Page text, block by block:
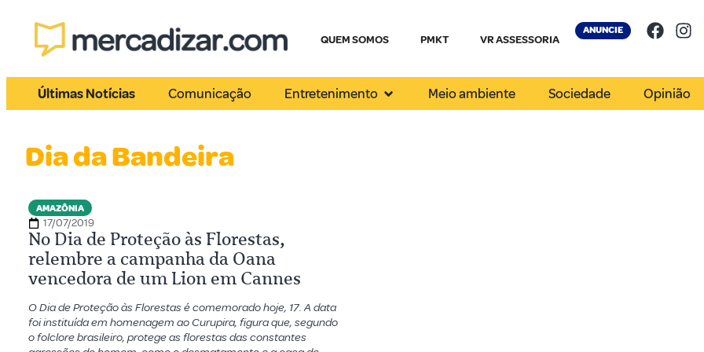
QUEM SOMOS PMKT VR ASSESSORIA
ANUNCIE
Últimas Notícias Comunicação Entretenimento Meio ambiente Sociedade Opinião
Dia da Bandeira
AMAZÔNIA
17/07/2019
No Dia de Proteção às Florestas,
relembre a campanha da Oana
vencedora de um Lion em Cannes
O Dia de Proteção às Florestas é comemorado hoje, 17. A data
foi instituída em homenagem ao Curupira, figura que, segundo
o folclore brasileiro, protege as florestas das constantes